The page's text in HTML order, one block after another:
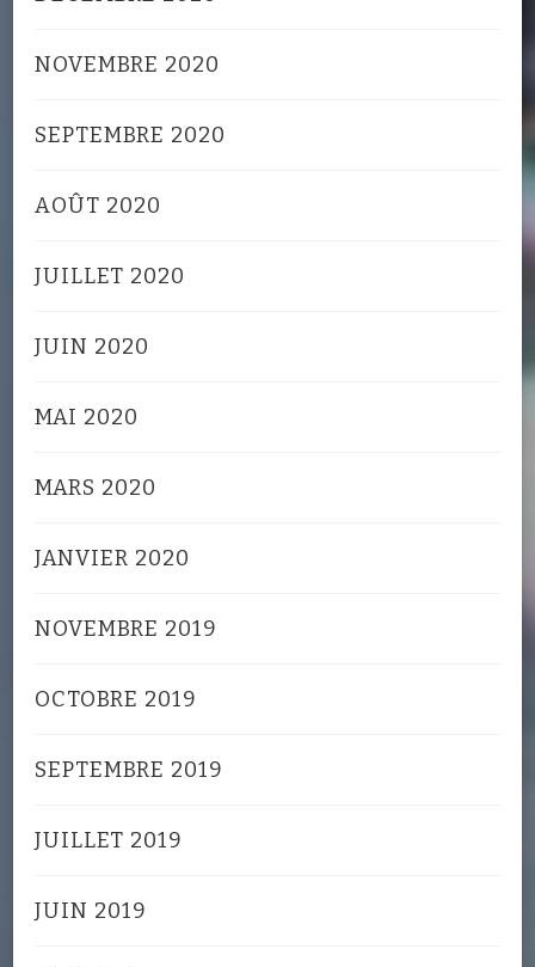
NOVEMBRE 2020
SEPTEMBRE 2020
AOÛT 2020
JUILLET 2020
JUIN 2020
MAI 2020
MARS 2020
JANVIER 2020
NOVEMBRE 2019
OCTOBRE 2019
SEPTEMBRE 2019
JUILLET 2019
JUIN 2019